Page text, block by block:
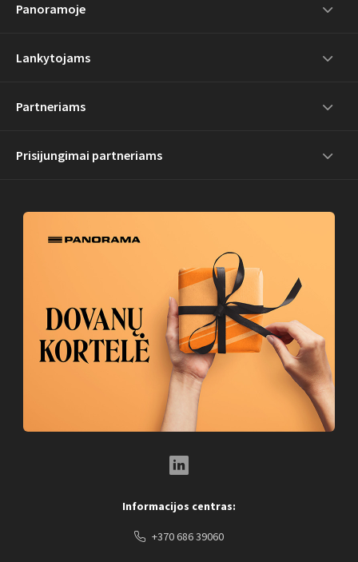
Panoramoje
Lankytojams
Partneriams
Prisijungimai partneriams
Informacijos centras:
+370 686 39060